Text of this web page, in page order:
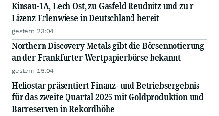
Kinsau-1A, Lech Ost, zu Gasfeld Reudnitz und zu r
Lizenz Erlenwiese in Deutschland bereit
gestern 23:04
Northern Discovery Metals gibt die Börsennotierung
an der Frankfurter Wertpapierbörse bekannt
gestern 15:04
Heliostar präsentiert Finanz- und Betriebsergebnis
für das zweite Quartal 2026 mit Goldproduktion und
Barreserven in Rekordhöhe